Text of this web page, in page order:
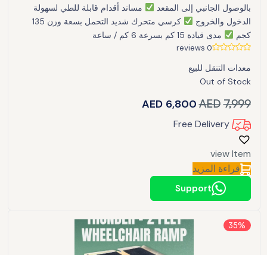
بالوصول الجانبي إلى المقعد
مساند أقدام قابلة للطي لسهولة
الدخول والخروج
كرسي متحرك شديد التحمل بسعة وزن 135
كجم
مدى قيادة 15 كم بسرعة 6 كم / ساعة
0 reviews
معدات التنقل للبيع
Out of Stock
AED 7,999
AED 6,800
Free Delivery
view Item
قراءة المزيد
Support
35%